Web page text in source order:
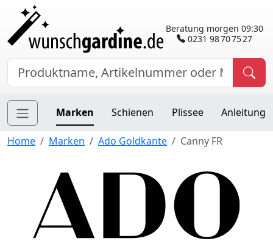
Beratung morgen 09:30
0231 98 70 75 27
Marken Schienen Plissee Anleitung
Home Marken Ado Goldkante Canny FR